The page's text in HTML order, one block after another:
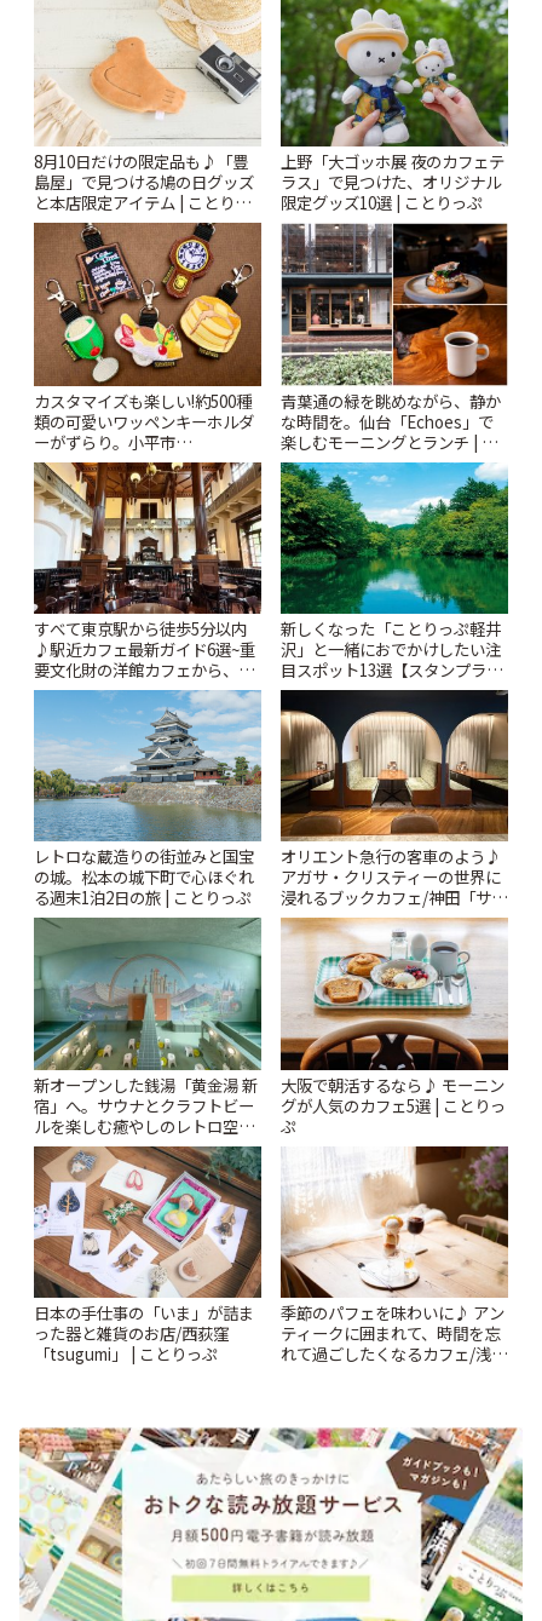
8月10日だけの限定品も♪「豊
島屋」で見つける鳩の日グッズ
と本店限定アイテム | ことりっ
ぷ
上野「大ゴッホ展 夜のカフェテ
ラス」で見つけた、オリジナル
限定グッズ10選 | ことりっぷ
カスタマイズも楽しい!約500種
類の可愛いワッペンキーホルダ
ーがずらり。小平市
「Kimamaya T&K」 | ことりっ
ぷ
青葉通の緑を眺めながら、静か
な時間を。仙台「Echoes」で
楽しむモーニングとランチ | こ
とりっぷ
すべて東京駅から徒歩5分以内
♪駅近カフェ最新ガイド6選~重
要文化財の洋館カフェから、改
札すぐのレトロ喫茶まで~ | こと
新しくなった「ことりっぷ軽井
沢」と一緒におでかけしたい注
目スポット13選【スタンプラリ
ー開催中】 | ことりっぷ
レトロな蔵造りの街並みと国宝
の城。松本の城下町で心ほぐれ
る週末1泊2日の旅 | ことりっぷ
オリエント急行の客車のよう♪
アガサ・クリスティーの世界に
浸れるブックカフェ/神田「サロ
ンクリスティ」 | ことりっぷ
新オープンした銭湯「黄金湯 新
宿」へ。サウナとクラフトビー
ルを楽しむ癒やしのレトロ空間
| ことりっぷ
大阪で朝活するなら♪ モーニン
グが人気のカフェ5選 | ことりっ
ぷ
日本の手仕事の「いま」が詰ま
った器と雑貨のお店/西荻窪
「tsugumi」 | ことりっぷ
季節のパフェを味わいに♪ アン
ティークに囲まれて、時間を忘
れて過ごしたくなるカフェ/浅草